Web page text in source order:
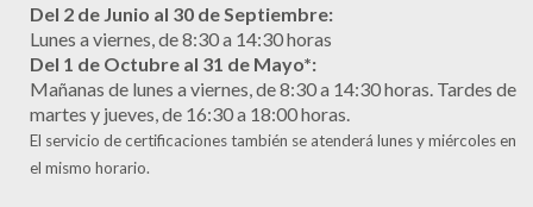
Del 2 de Junio al 30 de Septiembre:
Lunes a viernes, de 8:30 a 14:30 horas
Del 1 de Octubre al 31 de Mayo*:
Mañanas de lunes a viernes, de 8:30 a 14:30 horas. Tardes de
martes y jueves, de 16:30 a 18:00 horas.
El servicio de certificaciones también se atenderá lunes y miércoles en
el mismo horario.